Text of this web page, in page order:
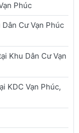
Phúc
Cư Vạn Phúc
Khu Dân Cư Vạn
KDC Vạn Phúc,